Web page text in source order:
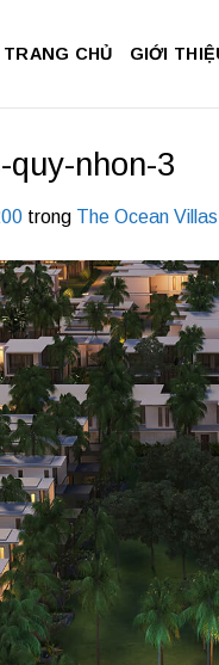
TRANG CHỦ GIỚI
quy-nhon-3
trong The Ocean